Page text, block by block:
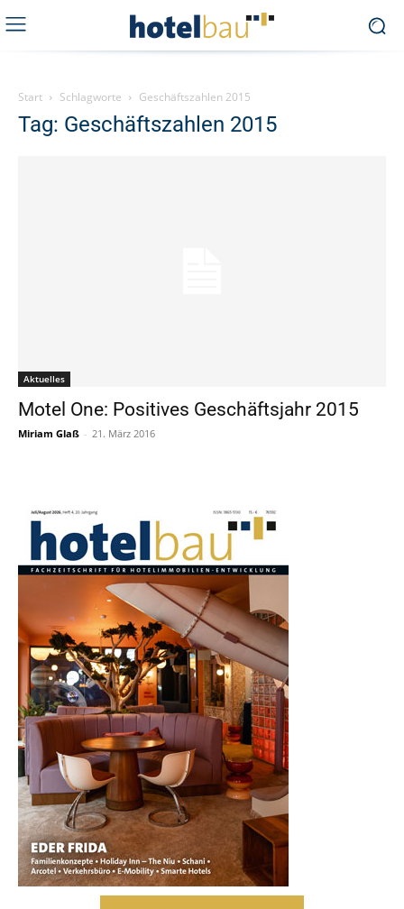
Start Schlagworte Geschäftszahlen 2015
Tag: Geschäftszahlen 2015
Aktuelles
Motel One: Positives Geschäftsjahr 2015
Miriam Glaß - 21. März 2016